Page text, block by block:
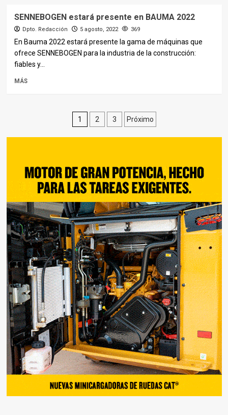
SENNEBOGEN estará presente en BAUMA 2022
Dpto. Redacción 5 agosto, 2022 369
En Bauma 2022 estará presente la gama de máquinas que
ofrece SENNEBOGEN para la industria de la construcción:
fiables y...
MÁS
Paginación
de
1 2 3 Próximo